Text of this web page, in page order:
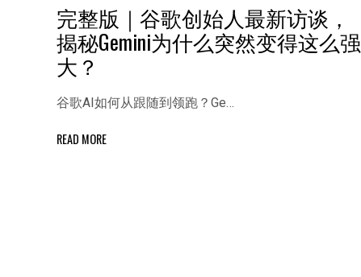
完整版｜谷歌创始人最新访谈，
揭秘Gemini为什么突然变得这么强
大？
谷歌AI如何从跟随到领跑？Ge…
READ MORE